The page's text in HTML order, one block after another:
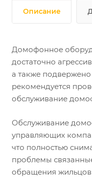
Описание
Домофонное
достаточно
а также
рекомендуется
обслуживание
Обслуживание
управляющих
что полностью
проблемы
обращения